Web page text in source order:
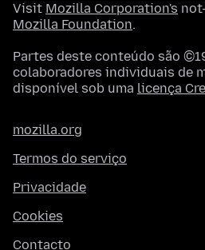
Visit Mozilla Corporation's
Mozilla Foundation.
Partes deste conteúdo são
colaboradores individuais de
disponível sob uma licença
mozilla.org
Termos do serviço
Privacidade
Cookies
Contacto